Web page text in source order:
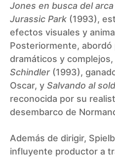
Jones en busca del
Jurassic Park (1993),
efectos visuales y
Posteriormente,
dramáticos y complejos,
Schindler(1993),
Oscar, y Salvando al
reconocida por su
desembarco de
Además de dirigir,
influyente productor a